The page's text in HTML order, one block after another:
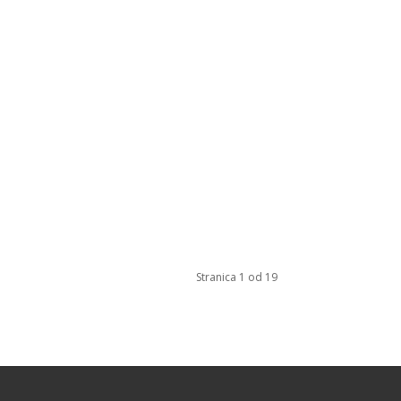
Stranica 1 od 19